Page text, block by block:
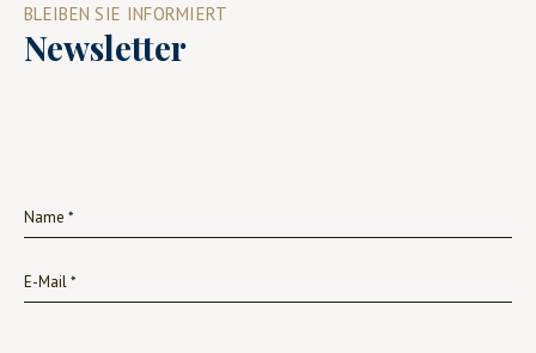
BLEIBEN SIE INFORMIERT
Newsletter